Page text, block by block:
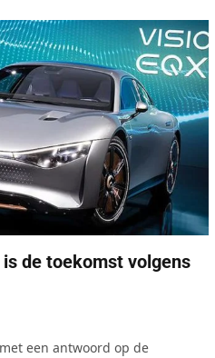
de toekomst volgens
een antwoord op de